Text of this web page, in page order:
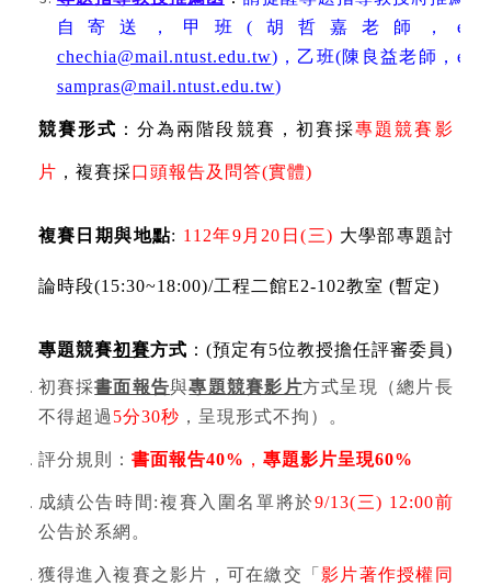
自寄送， 甲班( 胡哲嘉老師，
chechia@mail.ntust.edu.tw) ，乙班(陳良益老師，
sampras@mail.ntust.edu.tw)
競賽形式 ：分為兩階段競賽，初賽採專題競賽影
片 ，複賽採口頭報告及問答(實體)
複賽日期與地點: 112年9 月 20 日(三) 大學部專題討
論時段(15:30~18:00)/工程二館E2-102教室 (暫定)
專題競賽初賽方式 ： (預定有5位教授擔任評審委員)
初賽採書面報告與專題競賽影片方式呈現（總片長
不得超過 5分30秒 ，呈現形式不拘）。
評分規則： 書面報告40% ， 專題影片呈現60%
成績公告時間 :複賽入圍名單將於9/13(三) 12:00前
公告於系網。
獲得進入複賽之影片，可在繳交 「影片著作授權同